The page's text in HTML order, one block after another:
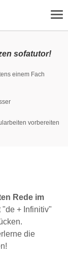
sofatutor!
einem Fach
vorbereiten
Rede im
"de + Infinitiv"
die